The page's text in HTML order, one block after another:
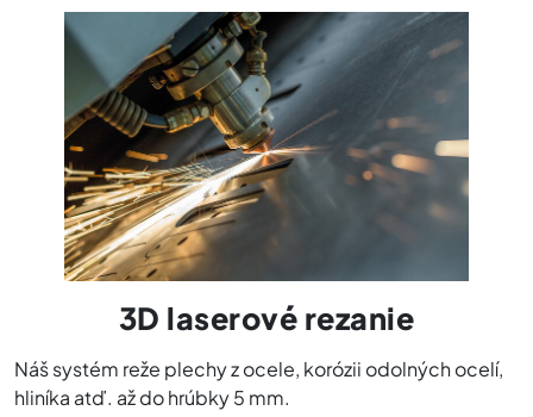
3D laserové rezanie
Náš systém reže plechy z ocele, korózii odolných ocelí,
hliníka atď. až do hrúbky 5 mm.